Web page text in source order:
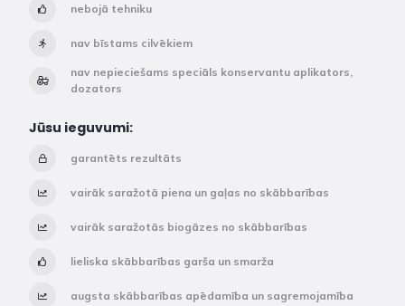
nebojā tehniku
nav bīstams cilvēkiem
nav nepieciešams speciāls konservantu aplikators,
dozators
Jūsu ieguvumi:
garantēts rezultāts
vairāk saražotā piena un gaļas no skābbarības
vairāk saražotās biogāzes no skābbarības
lieliska skābbarības garša un smarža
augsta skābbarības apēdamība un sagremojamība